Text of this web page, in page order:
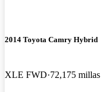
2014 Toyota Camry Hybrid
XLE FWD 72,175 millas